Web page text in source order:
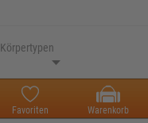
Körpertypen
Favoriten Warenkorb